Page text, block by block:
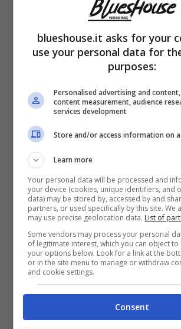
Massimo Bernandini si toglie i sassolini
Alberto Matano – blueshouse.it
“Hogrande stima di lui come
professionista. È riuscito a
stile giornalistico
riguardanoAlberto Matano-.
quell’episodio non mi è piaciuto
Ovviamente stiamo parlando
Barbara D’Ursoche per tanti
stata su Canale Cinque al
occasione, aveva avuto la
blueshouse.it asks for your
use your personal data for
purposes:
Personalised advertising and
content measurement, audience
services development
Store and/or access information on
Learn more
Your personal data will be processed and
your device (cookies, unique identifiers, and
data) may be stored by, accessed by and
partners, or used specifically by this site. We
may use precise geolocation data. List of
Some vendors may process your personal
of legitimate interest, which you can object to
your options below. Look for a link at the
or in the site menu to manage or withdraw
and cookie settings.
Consent